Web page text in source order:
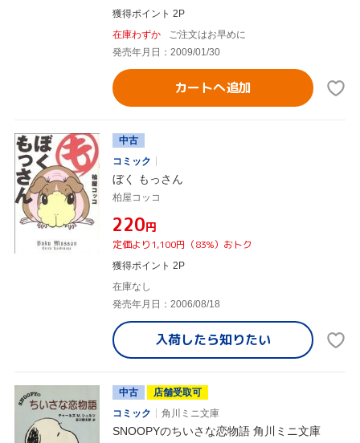
獲得ポイント 2P
在庫わずか
ご注文はお早めに
発売年月日：2009/01/30
カートへ追加
中古
コミック
ぼく もっさん
柏屋コッコ
¥220円
定価より1,100円（83%）おトク
獲得ポイント 2P
在庫なし
発売年月日：2006/08/18
入荷したら知りたい
中古
店舗受取可
コミック
角川ミニ文庫
SNOOPYのちいさな恋物語 角川ミニ文庫